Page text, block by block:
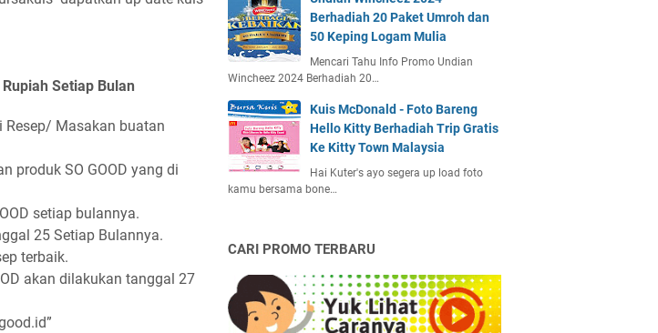
Setiap Bulan
Resep/ Masakan buatan
produk SO GOOD yang di
setiap bulannya.
25 Setiap Bulannya.
terbaik.
akan dilakukan tanggal 27
Berhadiah 20 Paket Umroh dan
50 Keping Logam Mulia
Mencari Tahu Info Promo Undian
Wincheez 2024 Berhadiah 20…
Kuis McDonald - Foto Bareng
Hello Kitty Berhadiah Trip Gratis
Ke Kitty Town Malaysia
Hai Kuter's ayo segera up load foto
kamu bersama bone…
CARI PROMO TERBARU